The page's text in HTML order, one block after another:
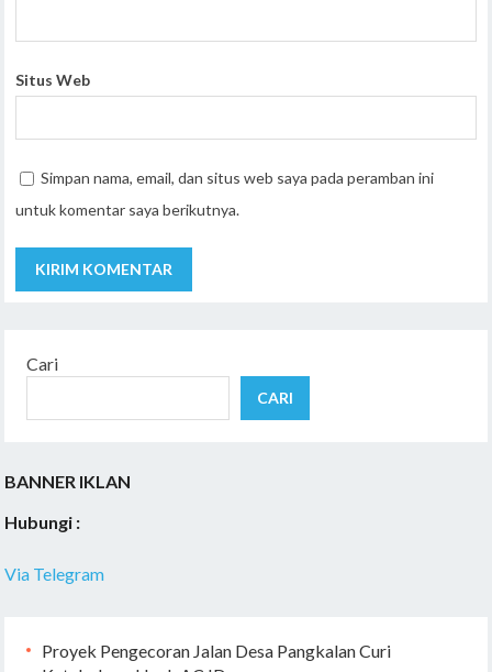
Situs Web
Simpan nama, email, dan situs web saya pada peramban ini
untuk komentar saya berikutnya.
Cari
CARI
BANNER IKLAN
Hubungi :
Via Telegram
Proyek Pengecoran Jalan Desa Pangkalan Curi